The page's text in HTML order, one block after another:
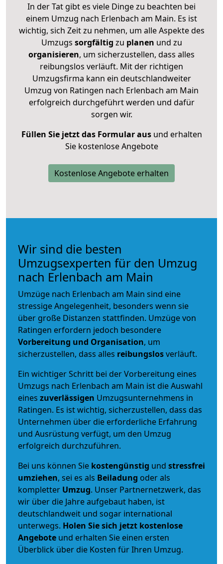
In der Tat gibt es viele Dinge zu beachten bei
einem Umzug nach Erlenbach am Main. Es ist
wichtig, sich Zeit zu nehmen, um alle Aspekte des
Umzugs sorgfältig zu planen und zu
organisieren, um sicherzustellen, dass alles
reibungslos verläuft. Mit der richtigen
Umzugsfirma kann ein deutschlandweiter
Umzug von Ratingen nach Erlenbach am Main
erfolgreich durchgeführt werden und dafür
sorgen wir.
Füllen Sie jetzt das Formular ausund erhalten
Sie kostenlose Angebote
Kostenlose Angebote erhalten
Wir sind die besten
Umzugsexperten für den Umzug
nach Erlenbach am Main
Umzüge nach Erlenbach am Main sind eine
stressige Angelegenheit, besonders wenn sie
über große Distanzen stattfinden. Umzüge von
Ratingen erfordern jedoch besondere
Vorbereitung und Organisation, um
sicherzustellen, dass alles reibungslosverläuft.
Ein wichtiger Schritt bei der Vorbereitung eines
Umzugs nach Erlenbach am Main ist die Auswahl
eines zuverlässigen Umzugsunternehmens in
Ratingen. Es ist wichtig, sicherzustellen, dass das
Unternehmen über die erforderliche Erfahrung
und Ausrüstung verfügt, um den Umzug
erfolgreich durchzuführen.
Bei uns können Sie kostengünstig und stressfrei
umziehen, sei es als Beiladung oder als
kompletter Umzug. Unser Partnernetzwerk, das
wir über die Jahre aufgebaut haben, ist
deutschlandweit und sogar international
unterwegs. Holen Sie sich jetzt kostenlose
Angebote und erhalten Sie einen ersten
Überblick über die Kosten für Ihren Umzug.